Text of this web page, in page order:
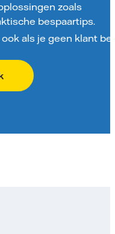
zoals
bespaartips.
als je geen klant